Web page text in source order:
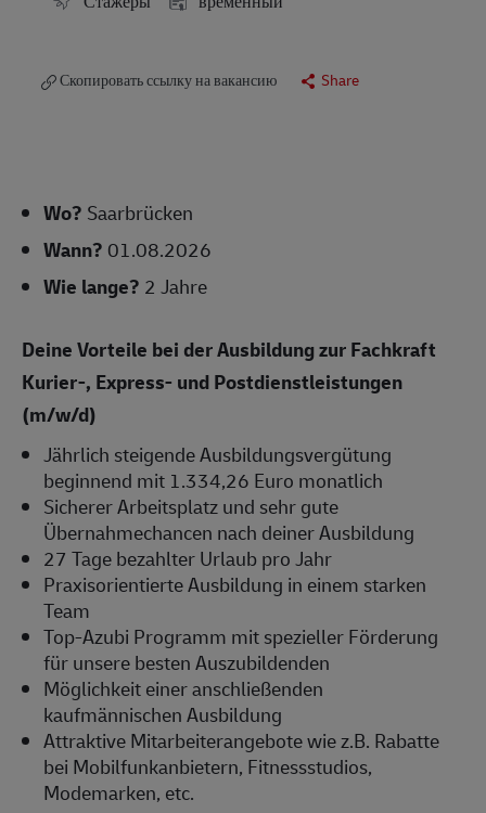
Скопировать ссылку на вакансию Share
Wo? Saarbrücken
Wann? 01.08.2026
Wie lange? 2 Jahre
Deine Vorteile bei der Ausbildung zur Fachkraft
Kurier-, Express- und Postdienstleistungen
(m/w/d)
Jährlich steigende Ausbildungsvergütung
beginnend mit 1.334,26 Euro monatlich
Sicherer Arbeitsplatz und sehr gute
Übernahmechancen nach deiner Ausbildung
27 Tage bezahlter Urlaub pro Jahr
Praxisorientierte Ausbildung in einem starken
Team
Top-Azubi Programm mit spezieller Förderung
für unsere besten Auszubildenden
Möglichkeit einer anschließenden
kaufmännischen Ausbildung
Attraktive Mitarbeiterangebote wie z.B. Rabatte
bei Mobilfunkanbietern, Fitnessstudios,
Modemarken, etc.